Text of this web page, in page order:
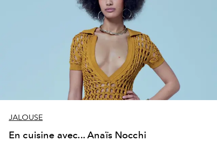
JALOUSE
En cuisine avec... Anaïs Nocchi